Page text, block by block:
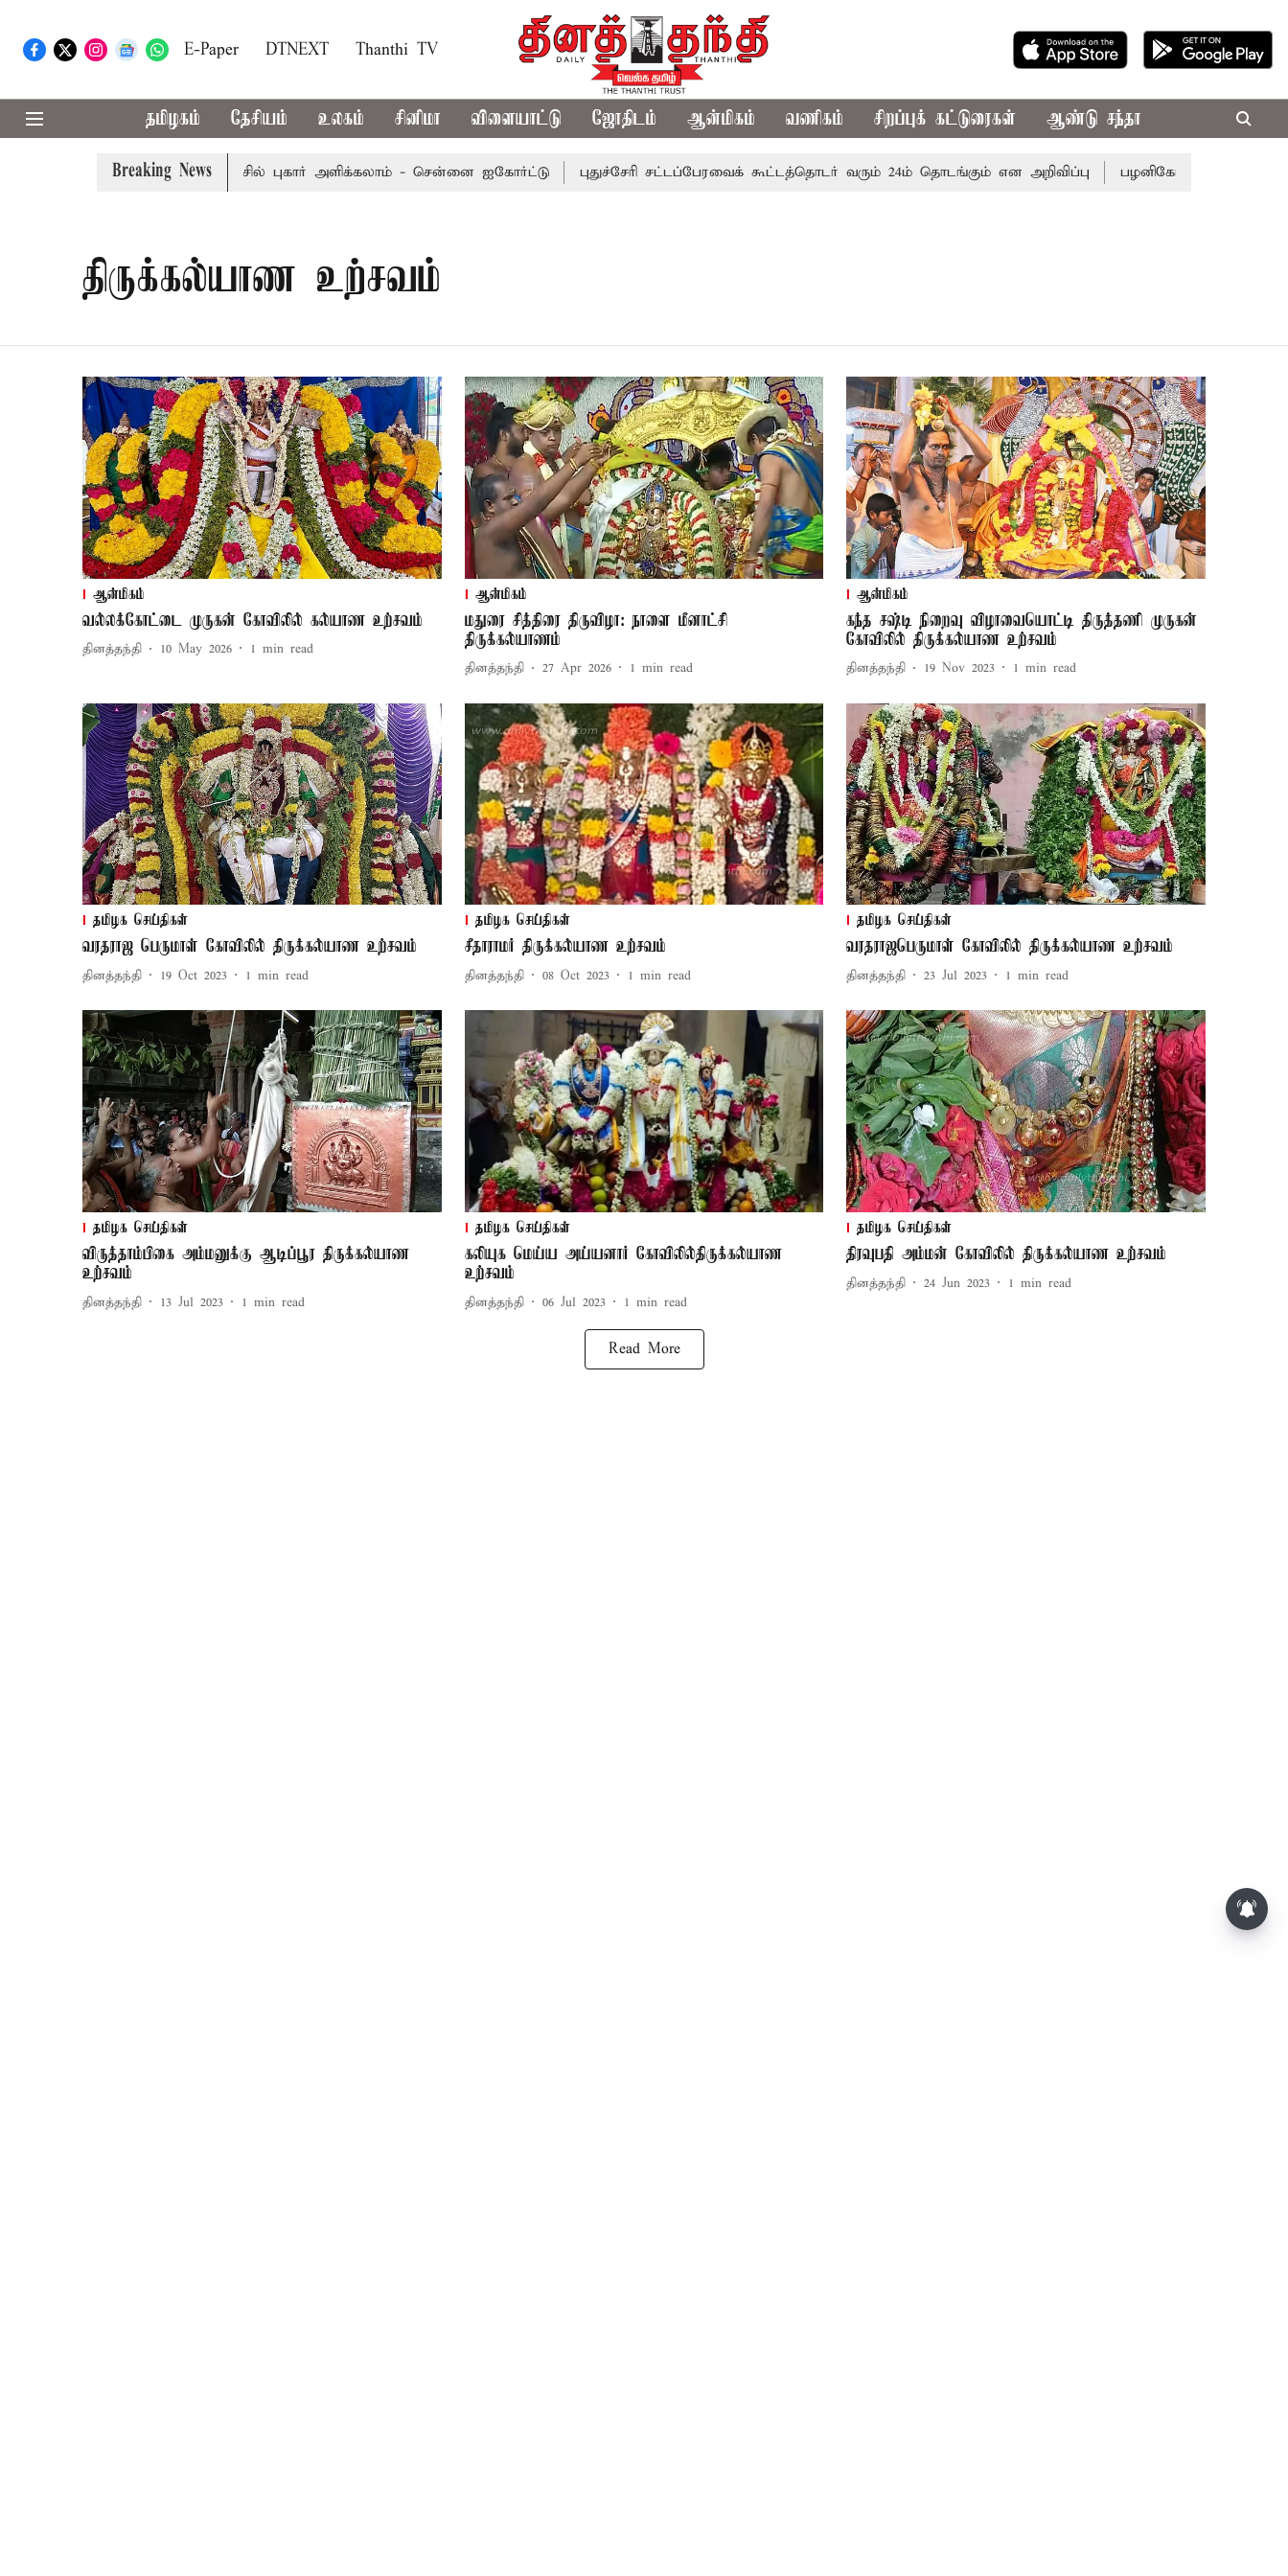
E-Paper DTNEXT Thanthi TV
தமிழகம் தேசியம் உலகம் சினிமா விளையாட்டு ஜோதிடம் ஆன்மிகம் வணிகம் சிறப்புக் கட்டுரைகள் ஆண்டு சந்தா
Breaking News
விலைக்கு மதுவிற்றால் போலீசில் புகார் அளிக்கலாம் - சென்னை ஐகோர்ட்டு புதுச்சேரி சட்டப்பேரவைக் கூட்டத்தொடர் வரும் 24ம் தொடங்கும் என அறிவிப்பு பழனிகோவில் நில மோசடி
திருக்கல்யாண உற்சவம்
ஆன்மிகம்
வல்லக்கோட்டை முருகன் கோவிலில் கல்யாண உற்சவம்
தினத்தந்தி 10 May 2026 1 min read
ஆன்மிகம்
மதுரை சித்திரை திருவிழா: நாளை மீனாட்சி
திருக்கல்யாணம்
தினத்தந்தி 27 Apr 2026 1 min read
ஆன்மிகம்
கந்த சஷ்டி நிறைவு விழாவையொட்டி திருத்தணி முருகன்
கோவிலில் திருக்கல்யாண உற்சவம்
தினத்தந்தி 19 Nov 2023 1 min read
தமிழக செய்திகள்
வரதராஜ பெருமாள் கோவிலில் திருக்கல்யாண உற்சவம்
தினத்தந்தி 19 Oct 2023 1 min read
தமிழக செய்திகள்
சீதாராமர் திருக்கல்யாண உற்சவம்
தினத்தந்தி 08 Oct 2023 1 min read
தமிழக செய்திகள்
வரதராஜபெருமாள் கோவிலில் திருக்கல்யாண உற்சவம்
தினத்தந்தி 23 Jul 2023 1 min read
தமிழக செய்திகள்
விருத்தாம்பிகை அம்மனுக்கு ஆடிப்பூர திருக்கல்யாண
உற்சவம்
தினத்தந்தி 13 Jul 2023 1 min read
தமிழக செய்திகள்
கலியுக மெய்ய அய்யனார் கோவிலில்திருக்கல்யாண
உற்சவம்
தினத்தந்தி 06 Jul 2023 1 min read
தமிழக செய்திகள்
திரவுபதி அம்மன் கோவிலில் திருக்கல்யாண உற்சவம்
தினத்தந்தி 24 Jun 2023 1 min read
Read More